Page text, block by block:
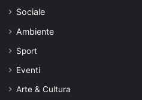
Sociale
Ambiente
Sport
Eventi
Arte & Cultura